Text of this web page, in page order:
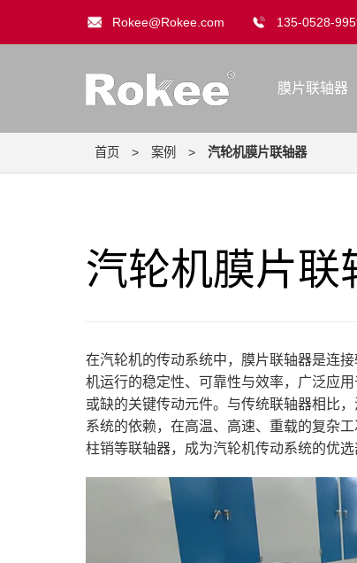
Rokee@Rokee.com 135-0528-
膜片联轴器
首页 > 案例 > 汽轮机膜片联轴器
汽轮机膜片联
在汽轮机的传动系统中，膜片联轴器是连
机运行的稳定性、可靠性与效率，广泛应
或缺的关键传动元件。与传统联轴器相比
系统的依赖，在高温、高速、重载的复杂
柱销等联轴器，成为汽轮机传动系统的优选